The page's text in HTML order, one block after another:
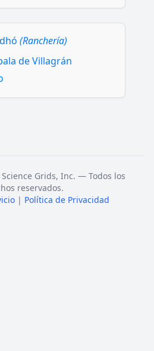
(Ranchería)
de Villagrán
Grids, Inc. — Todos los
reservados.
| Política de Privacidad